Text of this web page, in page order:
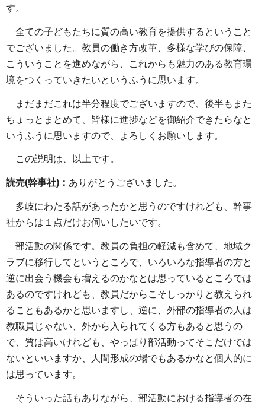
す。
全ての子どもたちに質の高い教育を提供するということ
でございました。教員の働き方改革、多様な学びの保障、
こういうことを進めながら、これからも魅力のある教育環
境をつくっていきたいというふうに思います。
まだまだこれは半分程度でございますので、後半もまた
ちょっとまとめて、皆様に進捗などを御紹介できたらなと
いうふうに思いますので、よろしくお願いします。
この説明は、以上です。
読売(幹事社)： ありがとうございました。
多岐にわたる話があったかと思うのですけれども、幹事
社からは１点だけお伺いしたいです。
部活動の関係です。教員の負担の軽減も含めて、地域ク
ラブに移行してというところで、いろいろな指導者の方と
逆に出会う機会も増えるのかなとは思っているところでは
あるのですけれども、教員だからこそしっかりと教えられ
ることもあるかと思いますし、逆に、外部の指導者の人は
教職員じゃない、外から入られてくる方もあると思うの
で、質は高いけれども、やっぱり部活動ってそこだけでは
ないといいますか、人間形成の場でもあるかなと個人的に
は思っています。
そういった話もありながら、部活動における指導者の在